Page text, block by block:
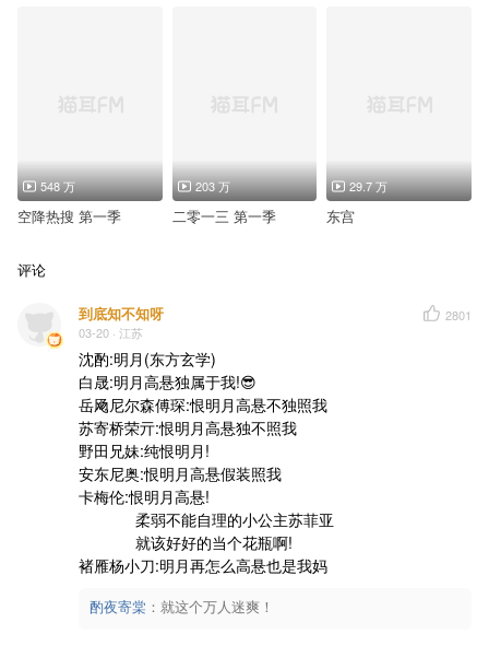
548 万
空降热搜 第一季
203 万
二零一三 第一季
29.7 万
东宫
评论
到底知不知呀
03-20 · 江苏
2801
沈酌:明月(东方玄学)
白晟:明月高悬独属于我!😎
岳飏尼尔森傅琛:恨明月高悬不独照我
苏寄桥荣亓:恨明月高悬独不照我
野田兄妹:纯恨明月!
安东尼奥:恨明月高悬假装照我
卡梅伦:恨明月高悬!
褚雁杨小刀:明月再怎么高悬也是我妈
酌夜寄棠 ： 就这个万人迷爽！